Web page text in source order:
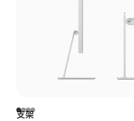
支架